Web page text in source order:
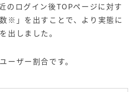
のログイン後TOPページに対す
※」を出すことで、より実態に
出しました。
ーザー割合です。